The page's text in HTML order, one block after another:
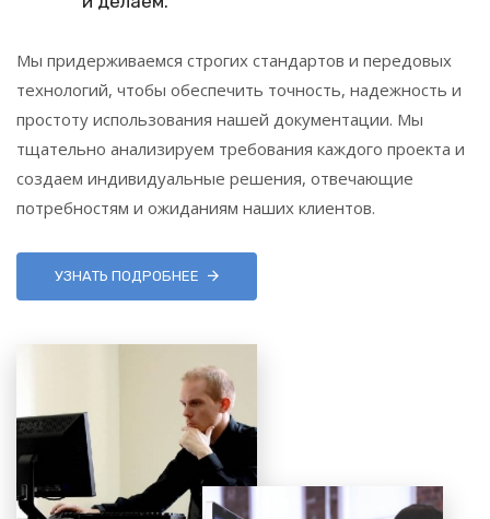
Мы придерживаемся строгих стандартов и передовых
технологий, чтобы обеспечить точность, надежность и
простоту использования нашей документации. Мы
тщательно анализируем требования каждого проекта и
создаем индивидуальные решения, отвечающие
потребностям и ожиданиям наших клиентов.
УЗНАТЬ ПОДРОБНЕЕ